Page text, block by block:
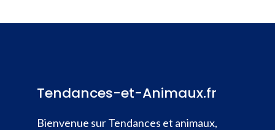
Tendances-et-Animaux.fr
Bienvenue sur Tendances et animaux,